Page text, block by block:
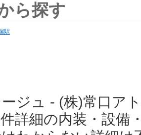
ら探す
駅
ジュ - (株)常口ア
詳細の内装・設備